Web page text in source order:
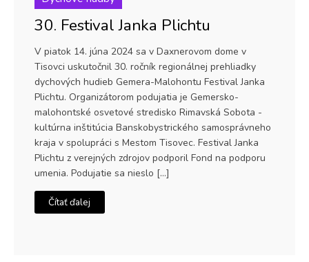
30. Festival Janka Plichtu
V piatok 14. júna 2024 sa v Daxnerovom dome v
Tisovci uskutočnil 30. ročník regionálnej prehliadky
dychových hudieb Gemera-Malohontu Festival Janka
Plichtu. Organizátorom podujatia je Gemersko-
malohontské osvetové stredisko Rimavská Sobota -
kultúrna inštitúcia Banskobystrického samosprávneho
kraja v spolupráci s Mestom Tisovec. Festival Janka
Plichtu z verejných zdrojov podporil Fond na podporu
umenia. Podujatie sa nieslo […]
Čítať ďalej